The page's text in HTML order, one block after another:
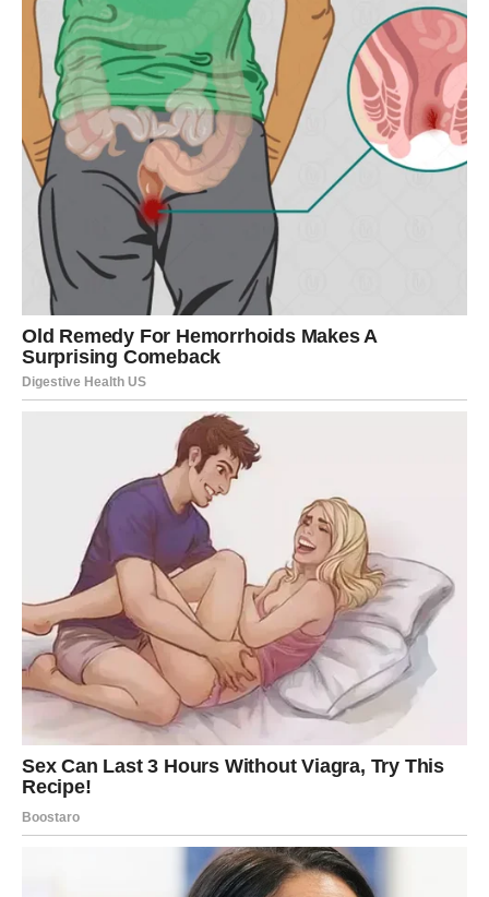
priliku.
Zauzeti Ovnovi doživljavaju lijepo
iznenađenje
Ako ste u vezi ili braku, partner će vas prijatno iznenaditi
pažnjom, riječima ili gestom koja će vam pokazati koliko
mu značite.
Pred vama su dani puni nježnosti, zajedničkih planova i
razgovora koji će dodatno učvrstiti vaš odnos.
Moguće je da ćete zajedno donijeti odluku koja će
pozitivno uticati na vašu zajedničku budućnost.
Sreća vas prati na svakom koraku
Ovaj vikend donosi mnogo više od finansijske koristi i
lijepih emocija.
Bićete okruženi ljudima koji vam žele dobro, a mnoge
okolnosti razvijaće se u vašu korist. Imaćete osjećaj da
vam gotovo sve polazi za rukom i da vam se otvaraju
vrata koja su dugo bila zatvorena.
Takva energija pomoći će vam da sa mnogo više
samopouzdanja gledate prema narednim sedmicama.
Jedna želja mogla bi postati stvarnost
Zvijezde pokazuju da ćete ovog vikenda napraviti važan